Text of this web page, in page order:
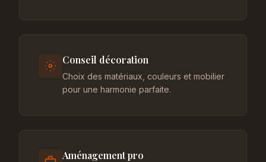
Conseil décoration
Choix des matériaux, couleurs et mobilier
pour une harmonie parfaite.
Aménagement pro